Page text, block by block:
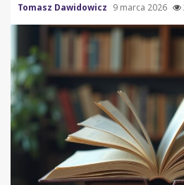
Tomasz Dawidowicz 9 marca 2026